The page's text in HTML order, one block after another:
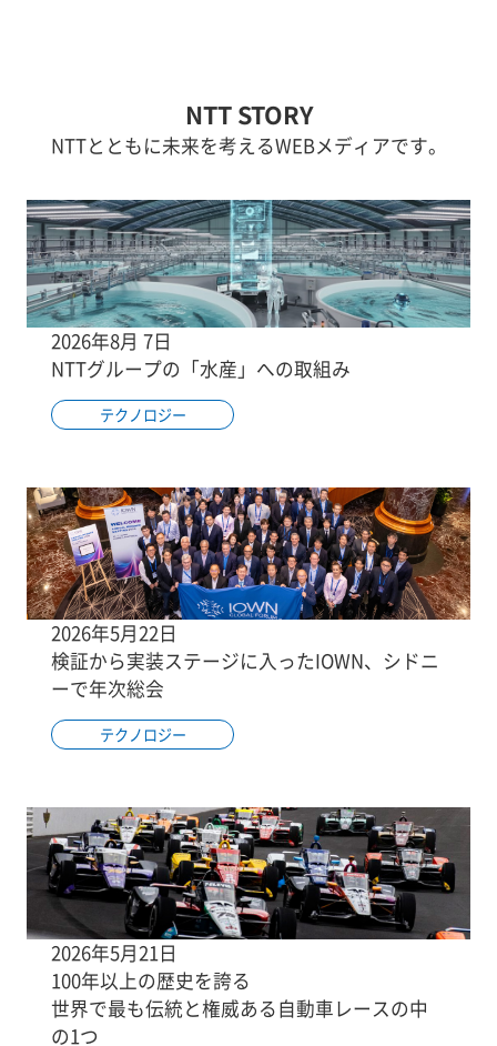
NTT STORY
NTTとともに未来を考えるWEBメディアです。
2026年8月 7日
NTTグループの「水産」への取組み
テクノロジー
2026年5月22日
検証から実装ステージに入ったIOWN、シドニ
ーで年次総会
テクノロジー
2026年5月21日
100年以上の歴史を誇る
世界で最も伝統と権威ある自動車レースの中
の1つ